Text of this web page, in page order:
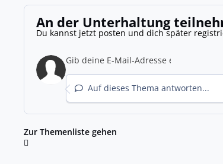
An der Unterhaltung
Du kannst jetzt posten und dich später
Auf dieses Thema antworten...
Zur Themenliste gehen